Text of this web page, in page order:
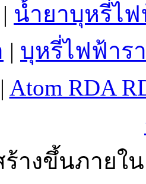
| น้ำยาบุหรี่ไ
| บุหรี่ไฟฟ้าร
| Atom RDA
างขึ้นภายใน